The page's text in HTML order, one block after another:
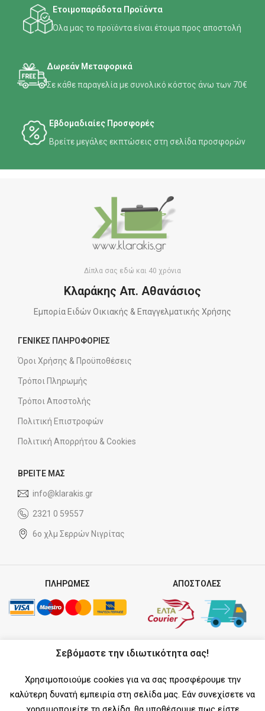
Ετοιμοπαράδοτα Προϊόντα
Όλα μας το προϊόντα είναι έτοιμα προς αποστολή
Δωρεάν Μεταφορικά
Σε κάθε παραγελία με συνολικό κόστος άνω των 70€
Εβδομαδιαίες Προσφορές
Βρείτε μεγάλες εκπτώσεις στη σελίδα προσφορών
Δίπλα σας εδώ και 40 χρόνια
Κλαράκης Απ. Αθανάσιος
Εμπορία Ειδών Οικιακής & Επαγγελματικής Χρήσης
ΓΕΝΙΚΕΣ ΠΛΗΡΟΦΟΡΙΕΣ
Όροι Χρήσης & Προϋποθέσεις
Τρόποι Πληρωμής
Τρόποι Αποστολής
Πολιτική Επιστροφών
Πολιτική Απορρήτου & Cookies
ΒΡΕΙΤΕ ΜΑΣ
info@klarakis.gr
2321 0 59557
6ο χλμ Σερρών Νιγρίτας
ΠΛΗΡΩΜΕΣ ΑΠΟΣΤΟΛΕΣ
ΣΥΝΕΡΓΑΤΗΣ
Σεβόμαστε την ιδιωτικότητα σας!
Χρησιμοποιούμε cookies για να σας προσφέρουμε την
καλύτερη δυνατή εμπειρία στη σελίδα μας. Εάν συνεχίσετε να